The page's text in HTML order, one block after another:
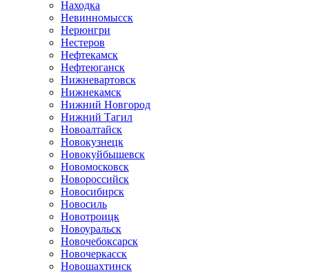
Находка
Невинномысск
Нерюнгри
Нестеров
Нефтекамск
Нефтеюганск
Нижневартовск
Нижнекамск
Нижний Новгород
Нижний Тагил
Новоалтайск
Новокузнецк
Новокуйбышевск
Новомосковск
Новороссийск
Новосибирск
Новосиль
Новотроицк
Новоуральск
Новочебоксарск
Новочеркасск
Новошахтинск